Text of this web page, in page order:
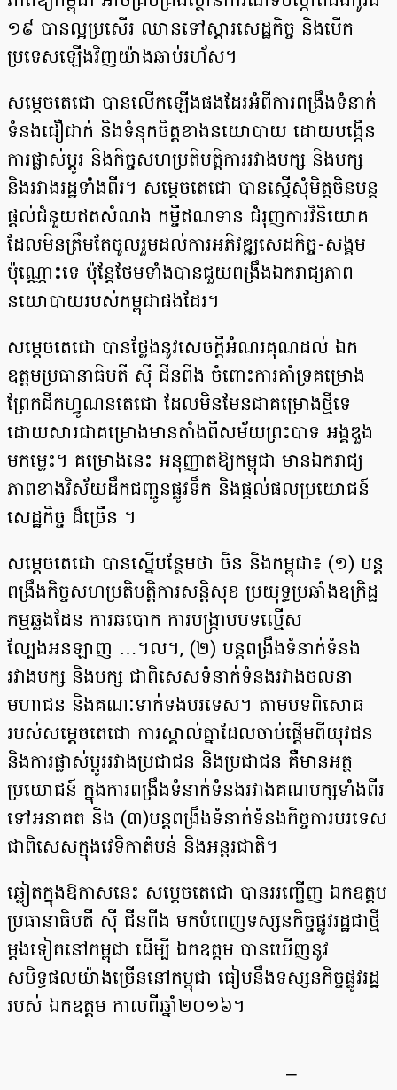
១៩ បានល្អប្រសើរ ឈានទៅស្តារសេដ្ឋកិច្ច និងបើក
ប្រទេសឡើងវិញយ៉ាងឆាប់រហ័ស។
សម្តេចតេជោ បានលើកឡើងផងដែរអំពីការពង្រឹងទំនាក់
ទំនងជឿជាក់ និងទំនុកចិត្តខាងនយោបាយ ដោយបង្កើន
ការផ្លាស់ប្តូរ និងកិច្ចសហប្រតិបត្តិការរវាងបក្ស និងបក្ស
និងរវាងរដ្ឋទាំងពីរ។ សម្តេចតេជោ បានស្នើសុំមិត្តចិនបន្ត
ផ្តល់ជំនួយឥតសំណង កម្ចីឥណទាន ជំរុញការវិនិយោគ
ដែលមិនត្រឹមតែចូលរួមដល់ការអភិវឌ្ឍសេដកិច្ច-សង្គម
ប៉ុណ្ណោះទេ ប៉ុន្តែថែមទាំងបានជួយពង្រឹងឯករាជ្យភាព
នយោបាយរបស់កម្ពុជាផងដែរ។
សម្តេចតេជោ បានថ្លែងនូវសេចក្តីអំណរគុណដល់ ឯក
ឧត្តមប្រធានាធិបតី ស៊ី ជីនពីង ចំពោះការគាំទ្រគម្រោង
ព្រែកជីកហ្វូណនតេជោ ដែលមិនមែនជាគម្រោងថ្មីទេ
ដោយសារជាគម្រោងមានតាំងពីសម័យព្រះបាទ អង្គឌួង
មកម្លេះ។ គម្រោងនេះ អនុញ្ញាតឱ្យកម្ពុជា មានឯករាជ្យ
ភាពខាងវិស័យដឹកជញ្ជូនផ្លូវទឹក និងផ្តល់ផលប្រយោជន៍
សេដ្ឋកិច្ច ដ៏ច្រើន ។
សម្តេចតេជោ បានស្នើបន្ថែមថា ចិន និងកម្ពុជា៖ (១) បន្ត
ពង្រឹងកិច្ចសហប្រតិបត្តិការសន្តិសុខ ប្រយុទ្ធប្រឆាំងឧក្រិដ្ឋ
កម្មឆ្លងដែន ការឆបោក ការបង្រ្កាបបទល្មើស
ល្បែងអនឡាញ …។ល។, (២) បន្តពង្រឹងទំនាក់ទំនង
រវាងបក្ស និងបក្ស ជាពិសេសទំនាក់ទំនងរវាងចលនា
មហាជន និងគណៈទាក់ទងបរទេស។ តាមបទពិសោធ
របស់សម្តេចតេជោ ការស្គាល់គ្នាដែលចាប់ផ្តើមពីយុវជន
និងការផ្លាស់ប្តូររវាងប្រជាជន និងប្រជាជន គឺមានអត្ថ
ប្រយោជន៍ ក្នុងការពង្រឹងទំនាក់ទំនងរវាងគណបក្សទាំងពីរ
ទៅអនាគត និង (៣)បន្តពង្រឹងទំនាក់ទំនងកិច្ចការបរទេស
ជាពិសេសក្នុងវេទិកាតំបន់ និងអន្តរជាតិ។
ឆ្លៀតក្នុងឱកាសនេះ សម្តេចតេជោ បានអញ្ជើញ ឯកឧត្តម
ប្រធានាធិបតី ស៊ី ជីនពីង មកបំពេញទស្សនកិច្ចផ្លូវរដ្ឋជាថ្មី
ម្តងទៀតនៅកម្ពុជា ដើម្បី ឯកឧត្តម បានឃើញនូវ
សមិទ្ធផលយ៉ាងច្រើននៅកម្ពុជា ធៀបនឹងទស្សនកិច្ចផ្លូវរដ្ឋ
របស់ ឯកឧត្តម កាលពីឆ្នាំ២០១៦។
–